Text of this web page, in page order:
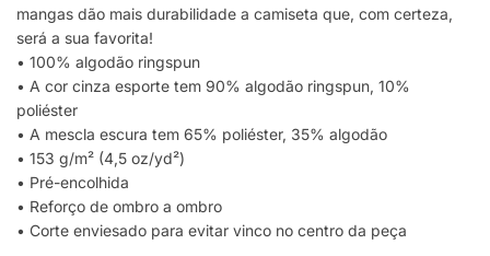
mangas dão mais durabilidade a camiseta que, com certeza,
será a sua favorita!
• 100% algodão ringspun
• A cor cinza esporte tem 90% algodão ringspun, 10%
poliéster
• A mescla escura tem 65% poliéster, 35% algodão
• 153 g/m² (4,5 oz/yd²)
• Pré-encolhida
• Reforço de ombro a ombro
• Corte enviesado para evitar vinco no centro da peça